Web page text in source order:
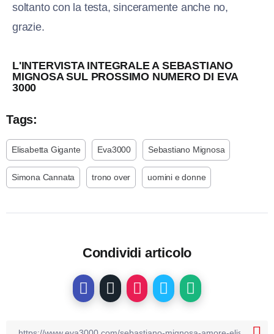
soltanto con la testa, sinceramente anche no,
grazie.
L'INTERVISTA INTEGRALE A SEBASTIANO
MIGNOSA SUL PROSSIMO NUMERO DI EVA
3000
Tags:
Elisabetta Gigante Eva3000 Sebastiano Mignosa
Simona Cannata trono over uomini e donne
Condividi articolo